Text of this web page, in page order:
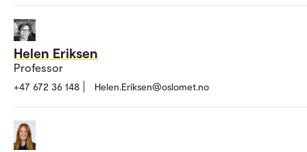
Helen Eriksen
Professor
+47 672 36 148 Helen.Eriksen@oslomet.no